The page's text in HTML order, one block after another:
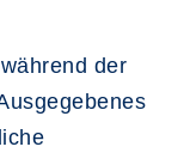
der